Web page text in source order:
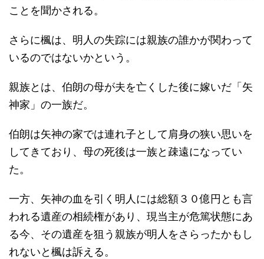
ことを聞かされる。
さらに楓は、明人の失踪には親族の誰かが関わって
いるのではないかという。
親族とは、伯朗の母が夫を亡くした後に嫁いだ「矢
神家」の一族だ。
伯朗は矢神の家では連れ子として肩身の狭い思いを
してきており、母の死後は一族と疎遠になってい
た。
一方、矢神の血を引く明人には総額３０億円とも言
われる遺産の相続権があり、現当主が危篤状態にあ
る今、その遺産を狙う親族が明人をさらったかもし
れないと楓は訴える。